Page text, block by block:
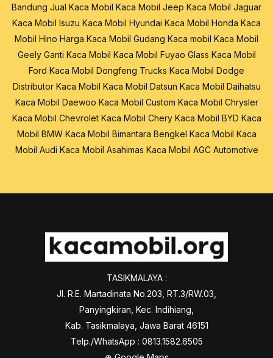
Bandung Jual Kaca Mobil Kaca Mobil Jeep Kaca Mobil Jaguar
Kaca Mobil Isuzu Kaca Mobil Hyundai Kaca Mobil Honda Kaca
Mobil Hino Harga Kaca Mobil Gudang Kaca mobil Kaca Mobil
Geely Ganti Kaca Mobil Kaca Mobil Fuyao Glass Kaca Mobil
Ford Kaca Mobil Dongfeng Trucks Kaca Mobil Dodge
Distributor Kaca Mobil Kaca Mobil Datsun Kaca Mobil Daihatsu
Kaca Mobil Daewoo Kaca Mobil Custom Kaca Mobil Chrysler
Kaca Mobil Chevrolet Kaca Mobil Chery Kaca Mobil BYD Kaca
Mobil BMW Kaca Mobil Bimantara Bengkel Kaca Mobil Kaca
Mobil Audi Kaca Mobil Asahimas Kaca Mobil AGC Automotive
TASIKMALAYA :
Jl. R.E. Martadinata No.203, RT.3/RW.03,
Panyingkiran, Kec. Indihiang,
Kab. Tasikmalaya, Jawa Barat 46151
Telp./WhatsApp : 0813.1582.6505